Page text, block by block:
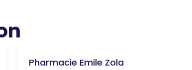
Pharmacie Emile Zola